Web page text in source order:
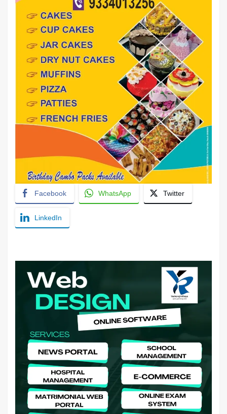
Facebook WhatsApp Twitter
LinkedIn